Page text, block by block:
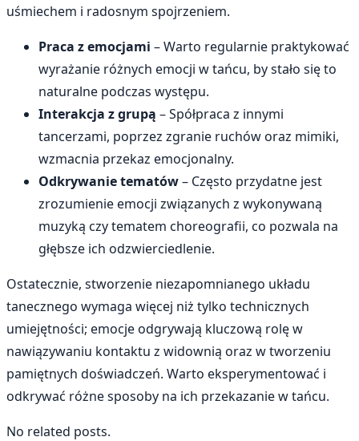
uśmiechem i radosnym spojrzeniem.
Praca z emocjami – Warto regularnie praktykować
wyrażanie różnych emocji w tańcu, by stało się to
naturalne podczas występu.
Interakcja z grupą – Spółpraca z innymi
tancerzami, poprzez zgranie ruchów oraz mimiki,
wzmacnia przekaz emocjonalny.
Odkrywanie tematów– Często przydatne jest
zrozumienie emocji związanych z wykonywaną
muzyką czy tematem choreografii, co pozwala na
głębsze ich odzwierciedlenie.
Ostatecznie, stworzenie niezapomnianego układu
tanecznego wymaga więcej niż tylko technicznych
umiejętności; emocje odgrywają kluczową rolę w
nawiązywaniu kontaktu z widownią oraz w tworzeniu
pamiętnych doświadczeń. Warto eksperymentować i
odkrywać różne sposoby na ich przekazanie w tańcu.
No related posts.